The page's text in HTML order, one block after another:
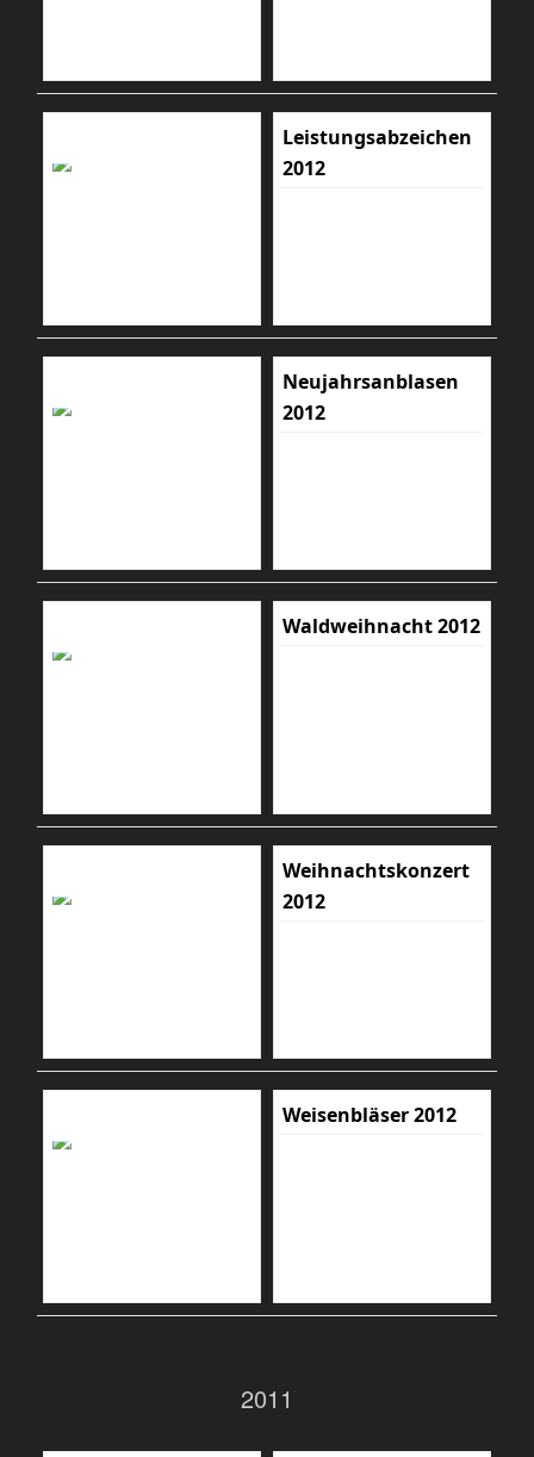
Leistungsabzeichen
2012
Neujahrsanblasen
2012
Waldweihnacht 2012
Weihnachtskonzert
2012
Weisenbläser 2012
2011